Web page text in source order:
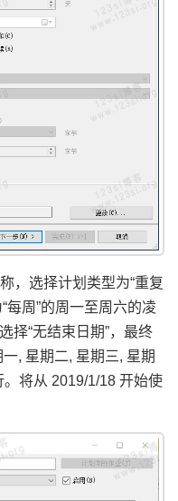
，选择计划类型为“重复
每周”的周一至周六的凌
择“无结束日期”，最终
, 星期二, 星期三, 星期
将从 2019/1/18 开始使